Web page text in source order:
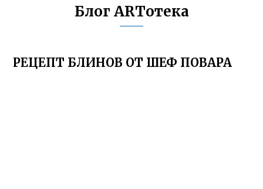
Блог ARTотека
РЕЦЕПТ БЛИНОВ ОТ ШЕФ ПОВАРА